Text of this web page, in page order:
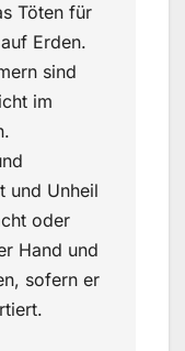
Töten für
Erden.
sind
im
und Unheil
oder
Hand und
sofern er